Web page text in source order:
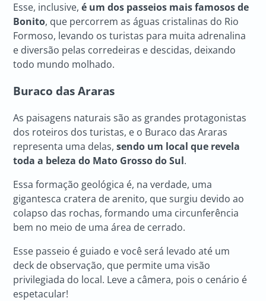
Esse, inclusive,é um dos passeios mais famosos de
Bonito, que percorrem as águas cristalinas do Rio
Formoso, levando os turistas para muita adrenalina
e diversão pelas corredeiras e descidas, deixando
todo mundo molhado.
Buraco das Araras
As paisagens naturais são as grandes protagonistas
dos roteiros dos turistas, e o Buraco das Araras
representa uma delas,sendo um local que revela
toda a beleza do Mato Grosso do Sul.
Essa formação geológica é, na verdade, uma
gigantesca cratera de arenito, que surgiu devido ao
colapso das rochas, formando uma circunferência
bem no meio de uma área de cerrado.
Esse passeio é guiado e você será levado até um
deck de observação, que permite uma visão
privilegiada do local. Leve a câmera, pois o cenário é
espetacular!